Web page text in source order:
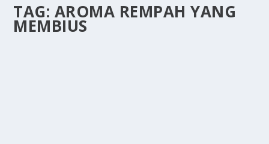
TAG: AROMA REMPAH YANG
MEMBIUS